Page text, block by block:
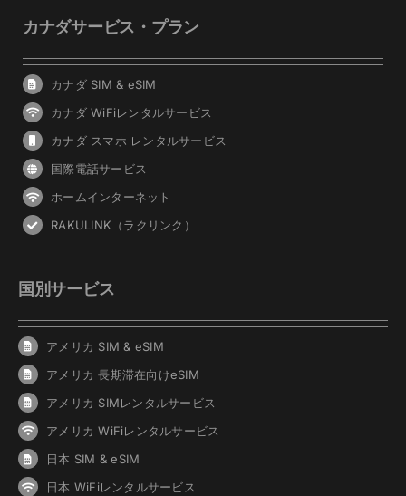
カナダサービス・プラン
カナダ SIM & eSIM
カナダ WiFiレンタルサービス
カナダ スマホ レンタルサービス
国際電話サービス
ホームインターネット
RAKULINK（ラクリンク）
国別サービス
アメリカ SIM & eSIM
アメリカ 長期滞在向けeSIM
アメリカ SIMレンタルサービス
アメリカ WiFiレンタルサービス
日本 SIM & eSIM
日本 WiFiレンタルサービス